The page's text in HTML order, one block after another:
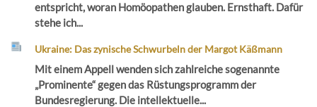
entspricht, woran Homöopathen glauben. Ernsthaft. Dafür
stehe ich...
Ukraine: Das zynische Schwurbeln der Margot Käßmann
Mit einem Appell wenden sich zahlreiche sogenannte
„Prominente“ gegen das Rüstungsprogramm der
Bundesregierung. Die intellektuelle...